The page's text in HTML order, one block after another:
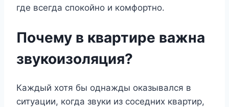
где всегда спокойно и комфортно.
Почему в квартире важна
звукоизоляция?
Каждый хотя бы однажды оказывался в
ситуации, когда звуки из соседних квартир,